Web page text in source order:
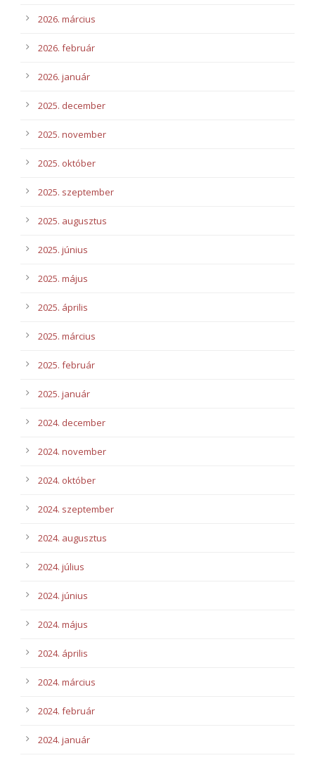
2026. március
2026. február
2026. január
2025. december
2025. november
2025. október
2025. szeptember
2025. augusztus
2025. június
2025. május
2025. április
2025. március
2025. február
2025. január
2024. december
2024. november
2024. október
2024. szeptember
2024. augusztus
2024. július
2024. június
2024. május
2024. április
2024. március
2024. február
2024. január